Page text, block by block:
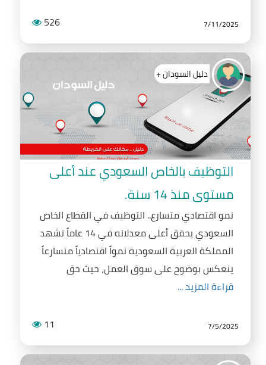
7/11/2025
526
دليل السودان +
التوظيف بالخاص السعودي عند أعلى
مستوى منذ 14 سنة.
نمو اقتصادي متسارع.. التوظيف في القطاع الخاص
السعودي يحقق أعلى معدلاته في 14 عاماً تشهد
المملكة العربية السعودية نمواً اقتصادياً متسارعاً
ينعكس بوضوح على سوق العمل، حيث حق
قراءة المزيد ...
7/5/2025
11